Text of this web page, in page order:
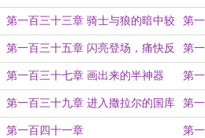
第一百三十三章 骑士与狼的暗中较
量
第
银
第一百三十五章 闪亮登场，痛快反
击的银月女神
第
灵
第一百三十七章 画出来的半神器 第
的赚
第一百三十九章 进入撒拉尔的国库
（为绝世天师的盟主加更二）
第
重视
第一百四十一章 第